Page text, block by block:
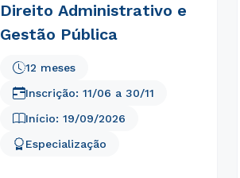
Direito Administrativo e
Gestão Pública
Início:19/09/2026
Especialização
12 meses
Inscrição:11/06 a 30/11